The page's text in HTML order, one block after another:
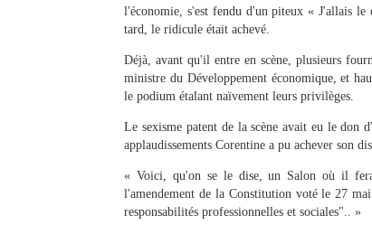
l'économie, s'est fendu d'un piteux « J'allais
tard, le ridicule était achevé.
Déjà, avant qu'il entre en scène, plusieurs
ministre du Développement économique, et
le podium étalant naïvement leurs privilèges.
Le sexisme patent de la scène avait eu le don
applaudissements Corentine a pu achever son
« Voici, qu'on se le dise, un Salon où il
l'amendement de la Constitution voté le 27
responsabilités professionnelles et sociales".. »